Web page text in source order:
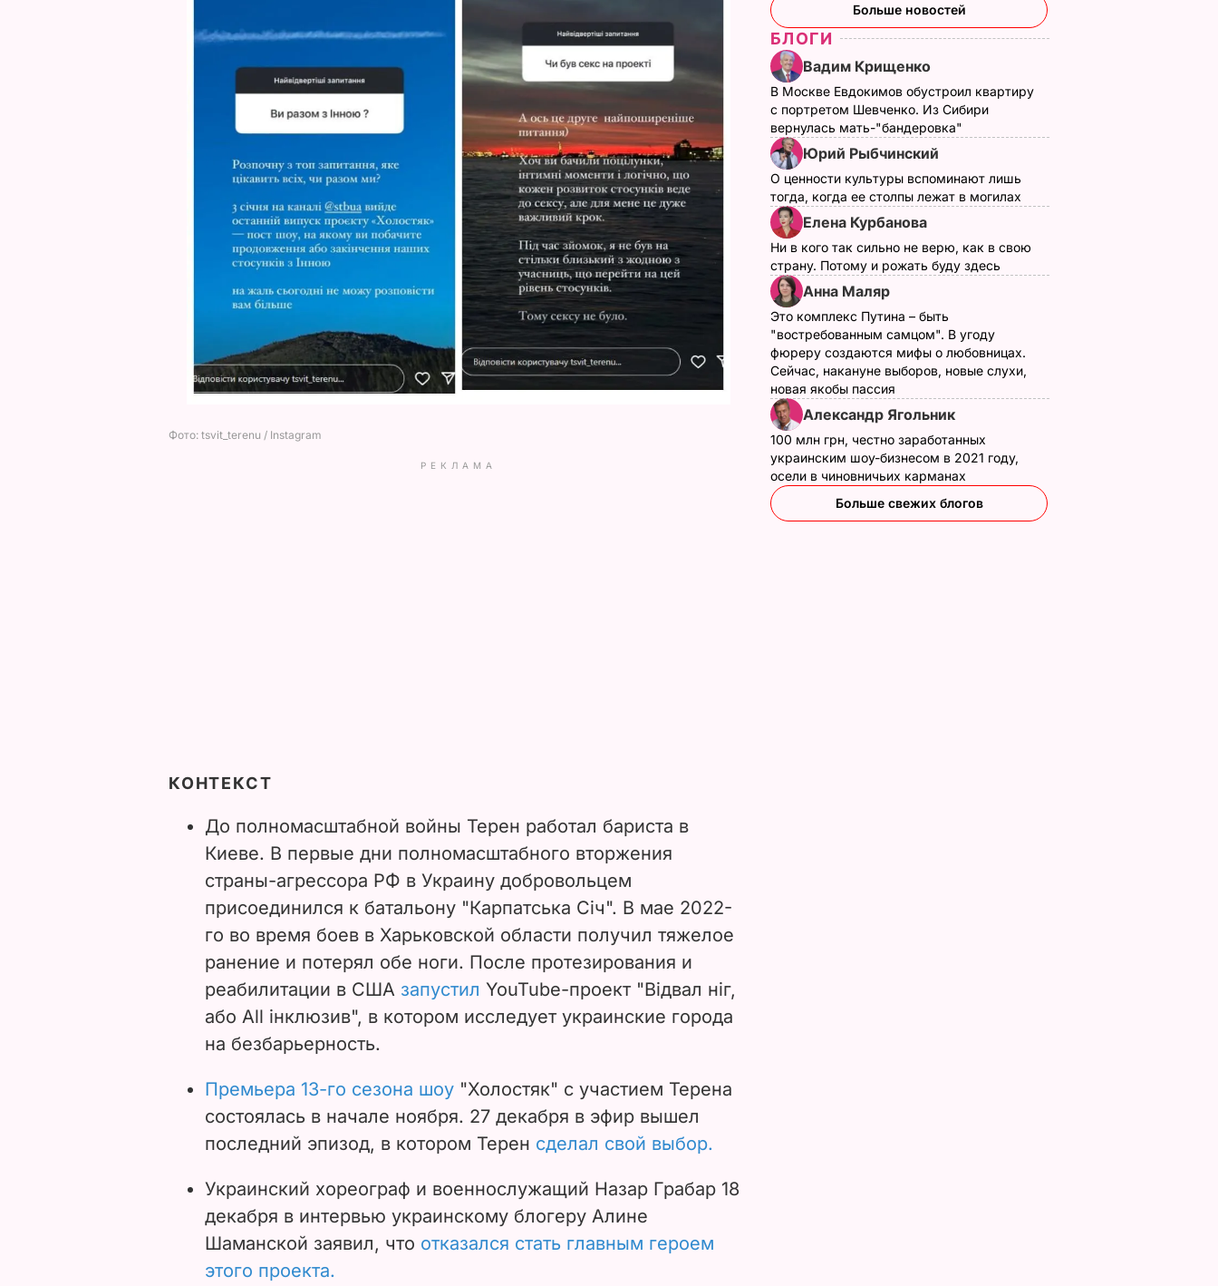
РЕКЛАМА
КОНТЕКСТ
До полномасштабной войны Терен работал бариста в
Киеве. В первые дни полномасштабного вторжения
страны-агрессора РФ в Украину добровольцем
присоединился к батальону "Карпатська Січ". В мае 2022-
го во время боев в Харьковской области получил тяжелое
ранение и потерял обе ноги. После протезирования и
реабилитации в США запустил YouTube-проект "Відвал ніг,
або All інклюзив", в котором исследует украинские города
на безбарьерность.
Премьера 13-го сезона шоу "Холостяк" с участием Терена
состоялась в начале ноября. 27 декабря в эфир вышел
последний эпизод, в котором Терен сделал свой выбор.
Украинский хореограф и военнослужащий Назар Грабар 18
декабря в интервью украинскому блогеру Алине
Шаманской заявил, что отказался стать главным героем
этого проекта.
Больше новостей
БЛОГИ
Вадим Крищенко
В Москве Евдокимов обустроил квартиру
с портретом Шевченко. Из Сибири
вернулась мать-"бандеровка"
Юрий Рыбчинский
О ценности культуры вспоминают лишь
тогда, когда ее столпы лежат в могилах
Елена Курбанова
Ни в кого так сильно не верю, как в свою
страну. Потому и рожать буду здесь
Анна Маляр
Это комплекс Путина – быть
"востребованным самцом". В угоду
фюреру создаются мифы о любовницах.
Сейчас, накануне выборов, новые слухи,
новая якобы пассия
Александр Ягольник
100 млн грн, честно заработанных
украинским шоу-бизнесом в 2021 году,
осели в чиновничьих карманах
Больше свежих блогов